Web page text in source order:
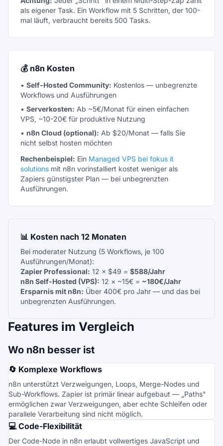
als eigener Task. Ein Workflow mit 5 Schritten, der 100-
mal läuft, verbraucht bereits 500 Tasks.
💰 n8n Kosten
• Self-Hosted Community: Kostenlos — unbegrenzte
Workflows und Ausführungen
• Serverkosten: Ab ~5€/Monat für einen einfachen
VPS, ~10-20€ für produktive Nutzung
• n8n Cloud (optional): Ab $20/Monat — falls Sie
nicht selbst hosten möchten
Rechenbeispiel: Ein Managed VPS bei fokus it
solutions mit n8n vorinstalliert kostet weniger als
Zapiers günstigster Plan — bei unbegrenzten
Ausführungen.
📊 Kosten nach 12 Monaten
Bei moderater Nutzung (5 Workflows, je 100
Ausführungen/Monat):
Zapier Professional: 12 × $49 = $588/Jahr
n8n Self-Hosted (VPS): 12 × ~15€ = ~180€/Jahr
Ersparnis mit n8n: Über 400€ pro Jahr — und das bei
unbegrenzten Ausführungen.
Features im Vergleich
Wo n8n besser ist
🔄 Komplexe Workflows
n8n unterstützt Verzweigungen, Loops, Merge-Nodes und
Sub-Workflows. Zapier ist primär linear aufgebaut — „Paths"
ermöglichen zwar Verzweigungen, aber echte Schleifen oder
parallele Verarbeitung sind nicht möglich.
💻 Code-Flexibilität
Der Code-Node in n8n erlaubt vollwertiges JavaScript und